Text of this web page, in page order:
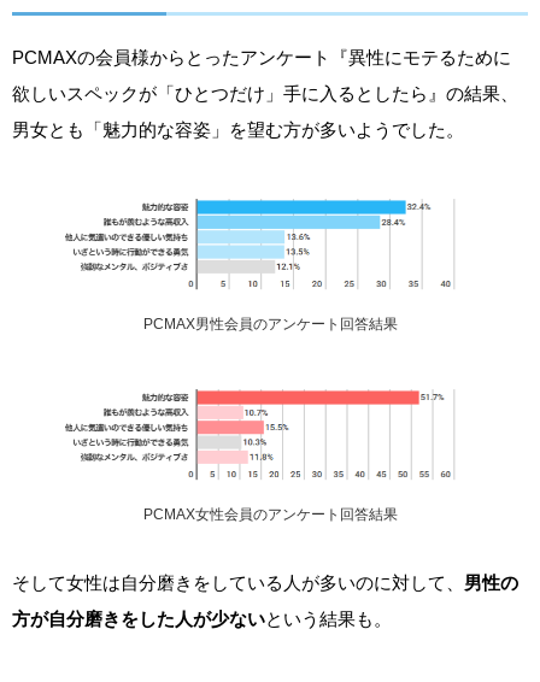
PCMAXの会員様からとったアンケート『異性にモテるために
欲しいスペックが「ひとつだけ」手に入るとしたら』の結果、
男女とも「魅力的な容姿」を望む方が多いようでした。
PCMAX男性会員のアンケート回答結果
PCMAX女性会員のアンケート回答結果
そして女性は自分磨きをしている人が多いのに対して、 男性の
方が自分磨きをした人が少ないという結果も。